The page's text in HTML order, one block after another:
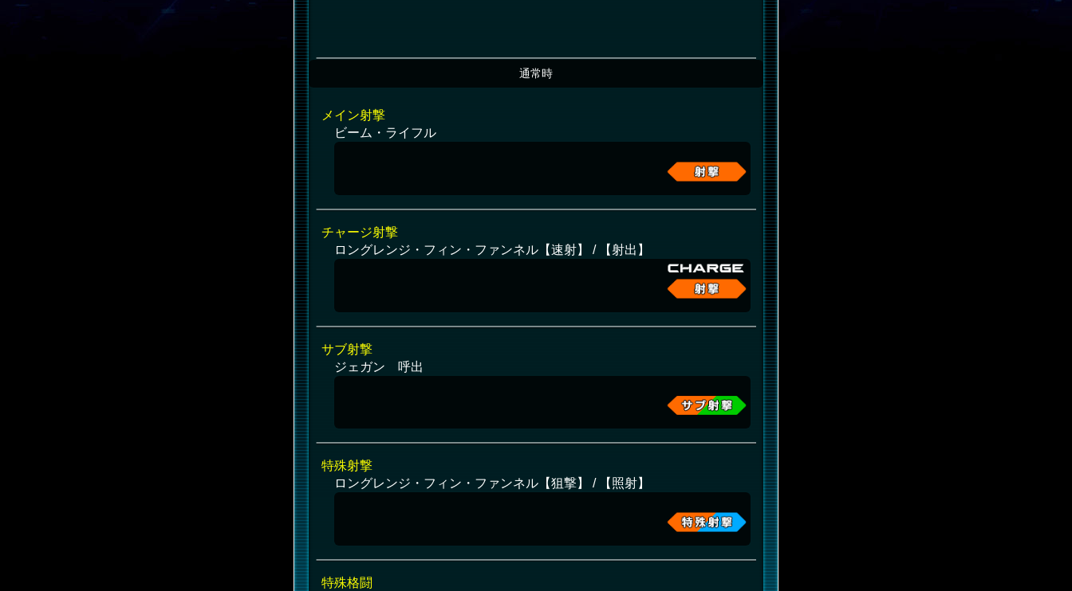
通常時
メイン射撃
ビーム・ライフル
チャージ射撃
ロングレンジ・フィン・ファンネル【速射】 / 【射出】
サブ射撃
ジェガン 呼出
特殊射撃
ロングレンジ・フィン・ファンネル【狙撃】 / 【照射】
特殊格闘